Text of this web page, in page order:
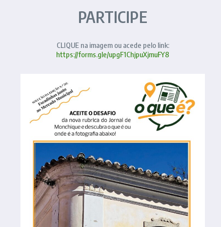
PARTICIPE
CLIQUE na imagem ou acede pelo link:
https://forms.gle/upgF1ChjpuXjmuFY8